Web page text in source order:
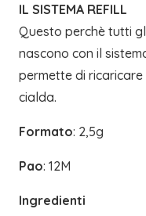
IL SISTEMA REFILL
Questo perchè tutti
nascono con il
permette di
cialda.
Formato: 2,5g
Pao: 12M
Ingredienti